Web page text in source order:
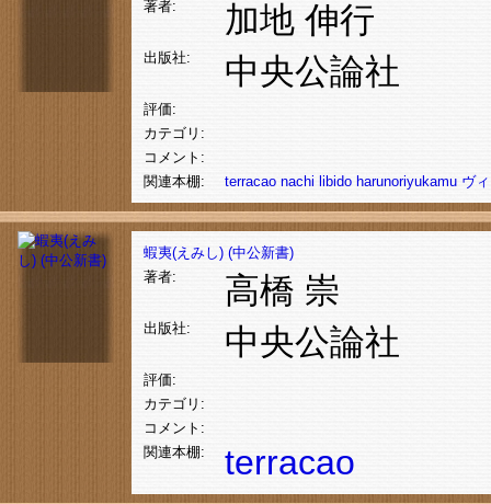
著者:
加地 伸行
出版社: 中央公論社
評価:
カテゴリ:
コメント:
関連本棚:
terracao nachi libido harunoriyukamu ヴ
蝦夷(えみし) (中公新書)
著者:
高橋 崇
出版社: 中央公論社
評価:
カテゴリ:
コメント:
関連本棚:
terracao